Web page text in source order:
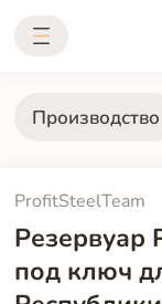
Производство
ProfitSteelTeam
Резервуар
под ключ